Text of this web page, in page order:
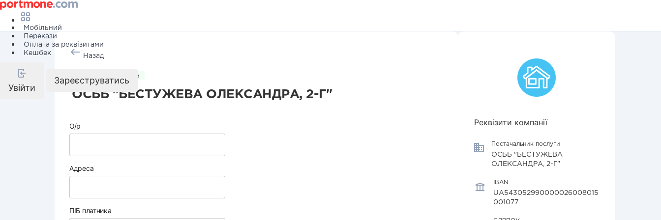
Мобільний
Перекази
Оплата за реквізитами
Кешбек
Увійти
Зареєструватись
Назад
Комунальні послуги
ОСББ "БЕСТУЖЕВА ОЛЕКСАНДРА, 2-Г"
О/р
Адреса
ПІБ платника
Реквізити компанії
Постачальник послуги
ОСББ "БЕСТУЖЕВА
ОЛЕКСАНДРА, 2-Г"
IBAN
UA543052990000026008015
001077